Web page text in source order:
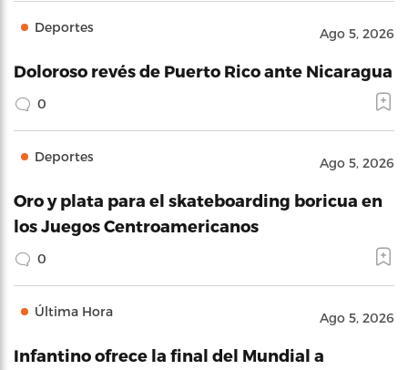
Deportes Ago 5, 2026
Doloroso revés de Puerto Rico ante Nicaragua
0
Deportes Ago 5, 2026
Oro y plata para el skateboarding boricua en
los Juegos Centroamericanos
0
Última Hora Ago 5, 2026
Infantino ofrece la final del Mundial a